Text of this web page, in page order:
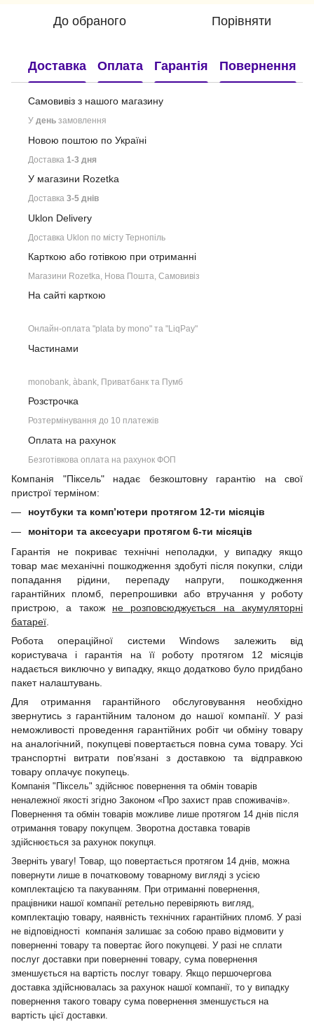
До обраного Порівняти
Доставка Оплата Гарантія Повернення
Самовивіз з нашого магазину
У день замовлення
Новою поштою по Україні
Доставка 1-3 дня
У магазини Rozetka
Доставка 3-5 днів
Uklon Delivery
Доставка Uklon по місту Тернопіль
Карткою або готівкою при отриманні
Магазини Rozetka, Нова Пошта, Самовивіз
На сайті карткою
Онлайн-оплата "plata by mono" та "LiqPay"
Частинами
monobank, àbank, Приватбанк та Пумб
Розстрочка
Розтермінування до 10 платежів
Оплата на рахунок
Безготівкова оплата на рахунок ФОП
Компанія "Піксель" надає безкоштовну гарантію на свої
пристрої терміном:
ноутбуки та комп’ютери протягом 12-ти місяців
монітори та аксесуари протягом 6-ти місяців
Гарантія не покриває технічні неполадки, у випадку якщо
товар має механічні пошкодження здобуті після покупки, сліди
попадання рідини, перепаду напруги, пошкодження
гарантійних пломб, перепрошивки або втручання у роботу
пристрою, а також не розповсюджується на акумуляторні
батареї
Робота операційної системи Windows залежить від
користувача і гарантія на її роботу протягом 12 місяців
надається виключно у випадку, якщо додатково було придбано
пакет налаштувань.
Для отримання гарантійного обслуговування необхідно
звернутись з гарантійним талоном до нашої компанії. У разі
неможливості проведення гарантійних робіт чи обміну товару
на аналогічний, покупцеві повертається повна сума товару. Усі
транспортні витрати пов’язані з доставкою та відправкою
товару оплачує покупець.
Компанія "Піксель" здійснює повернення та обмін товарів
неналежної якості згідно Законом «Про захист прав споживачів».
Повернення та обмін товарів можливе лише протягом 14 днів після
отримання товару покупцем. Зворотна доставка товарів
здійснюється за рахунок покупця.
Зверніть увагу! Товар, що повертається протягом 14 днів, можна
повернути лише в початковому товарному вигляді з усією
комплектацією та пакуванням. При отриманні повернення,
працівники нашої компанії ретельно перевіряють вигляд,
комплектацію товару, наявність технічних гарантійних пломб. У разі
не відповідності компанія залишає за собою право відмовити у
поверненні товару та повертає його покупцеві. У разі не сплати
послуг доставки при поверненні товару, сума повернення
зменшується на вартість послуг товару. Якщо першочергова
доставка здійснювалась за рахунок нашої компанії, то у випадку
повернення такого товару сума повернення зменшується на
вартість цієї доставки.